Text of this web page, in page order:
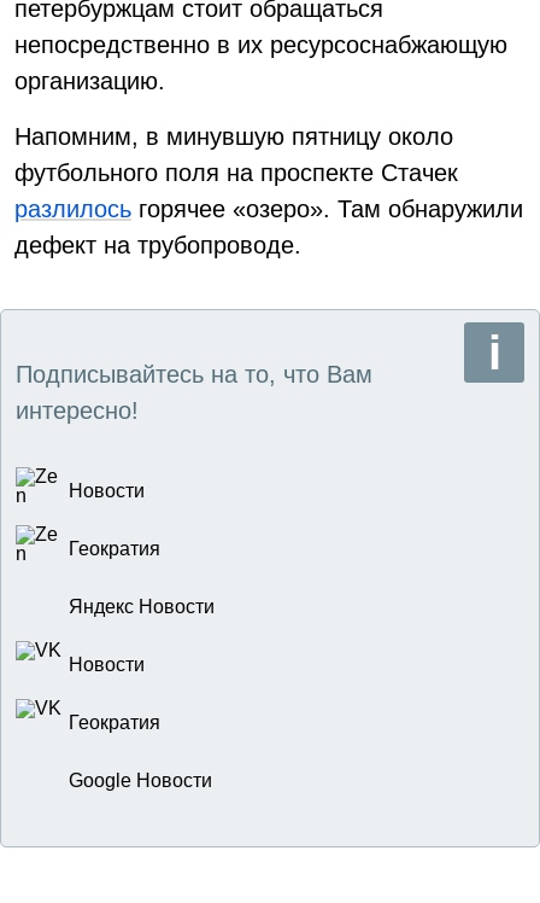
петербуржцам стоит обращаться
непосредственно в их ресурсоснабжающую
организацию.
Напомним, в минувшую пятницу около
футбольного поля на проспекте Стачек
разлилось горячее «озеро». Там обнаружили
дефект на трубопроводе.
Подписывайтесь на то, что Вам
интересно!
Новости
Геократия
Яндекс Новости
Новости
Геократия
Google Новости